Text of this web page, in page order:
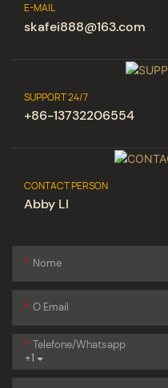
E-MAIL
skafei888@163.com
SUPPORT 24/7
+86-13732206554
CONTACT PERSON
Abby LI
Nome
O Email
+1
Telefone/whatsapp